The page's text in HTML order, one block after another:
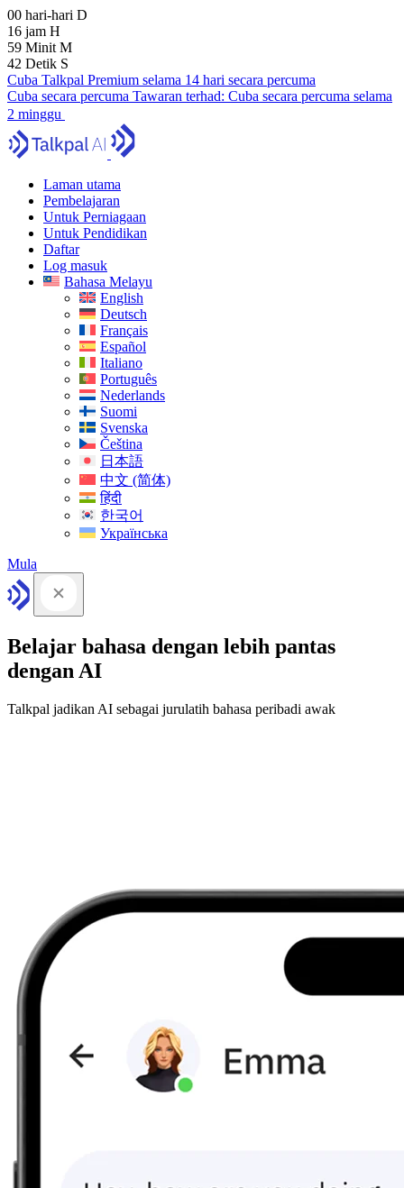
00 hari-hari D
16 jam H
59 Minit M
42 Detik S
Cuba Talkpal Premium selama 14 hari secara percuma
Cuba secara percuma Tawaran terhad: Cuba secara percuma selama
2 minggu
Laman utama
Pembelajaran
Untuk Perniagaan
Untuk Pendidikan
Daftar
Log masuk
Bahasa Melayu
English
Deutsch
Français
Español
Italiano
Português
Nederlands
Suomi
Svenska
Čeština
日本語
中文 (简体)
हिंदी
한국어
Українська
Mula
Belajar bahasa dengan lebih pantas
dengan AI
Talkpal jadikan AI sebagai jurulatih bahasa peribadi awak